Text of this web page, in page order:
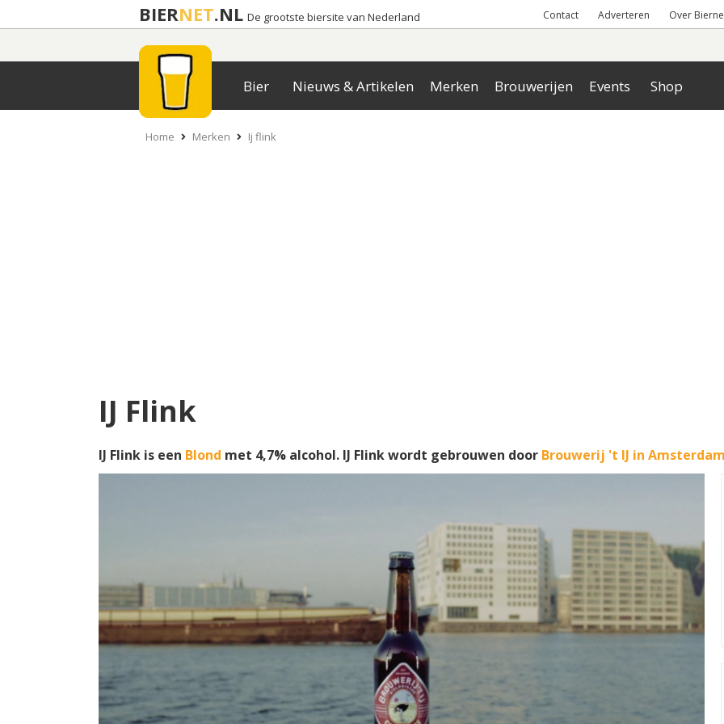
BIERNET.NL De grootste biersite van Nederland Contact Adverteren Over
Bier Nieuws & Artikelen Merken Brouwerijen Events Shop
Home Merken Ij flink
IJ Flink
IJ Flink is een Blond met 4,7% alcohol. IJ Flink wordt gebrouwen door Brouwerij 't IJ in